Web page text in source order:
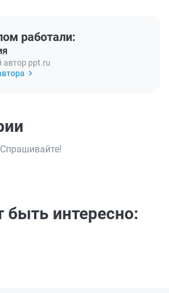
работали:
автор ppt.ru
интересно: